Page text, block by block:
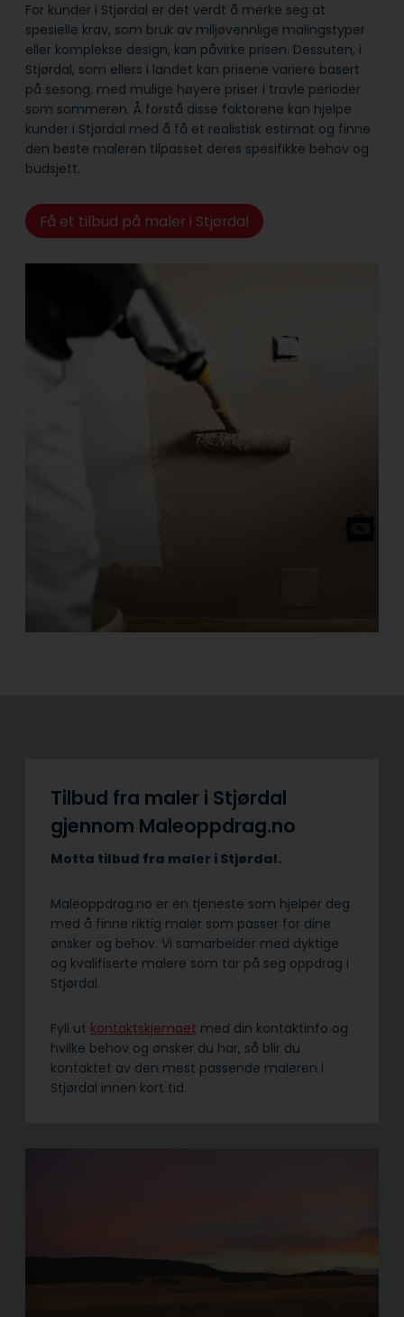
For kunder i Stjørdal er det verdt å merke seg at
spesielle krav, som bruk av miljøvennlige malingstyper
eller komplekse design, kan påvirke prisen. Dessuten, i
Stjørdal, som ellers i landet kan prisene variere basert
på sesong, med mulige høyere priser i travle perioder
som sommeren. Å forstå disse faktorene kan hjelpe
kunder i Stjørdal med å få et realistisk estimat og finne
den beste maleren tilpasset deres spesifikke behov og
budsjett.
Få et tilbud på maler i Stjørdal
Tilbud fra maler i Stjørdal
gjennom Maleoppdrag.no
Motta tilbud fra maler i Stjørdal.
Maleoppdrag.no er en tjeneste som hjelper deg
med å finne riktig maler som passer for dine
ønsker og behov. Vi samarbeider med dyktige
og kvalifiserte malere som tar på seg oppdrag i
Stjørdal.
Fyll ut kontaktskjemaet med din kontaktinfo og
hvilke behov og ønsker du har, så blir du
kontaktet av den mest passende maleren i
Stjørdal innen kort tid.